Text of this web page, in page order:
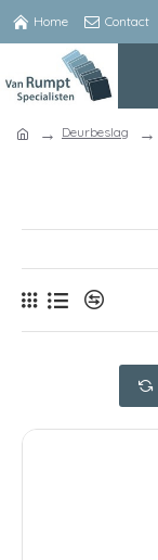
Home Contact
Deurbeslag